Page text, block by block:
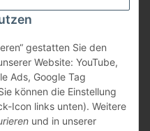
gestatten Sie den
Website: YouTube,
Ads, Google Tag
können die Einstellung
Icon links unten). Weitere
und in unserer